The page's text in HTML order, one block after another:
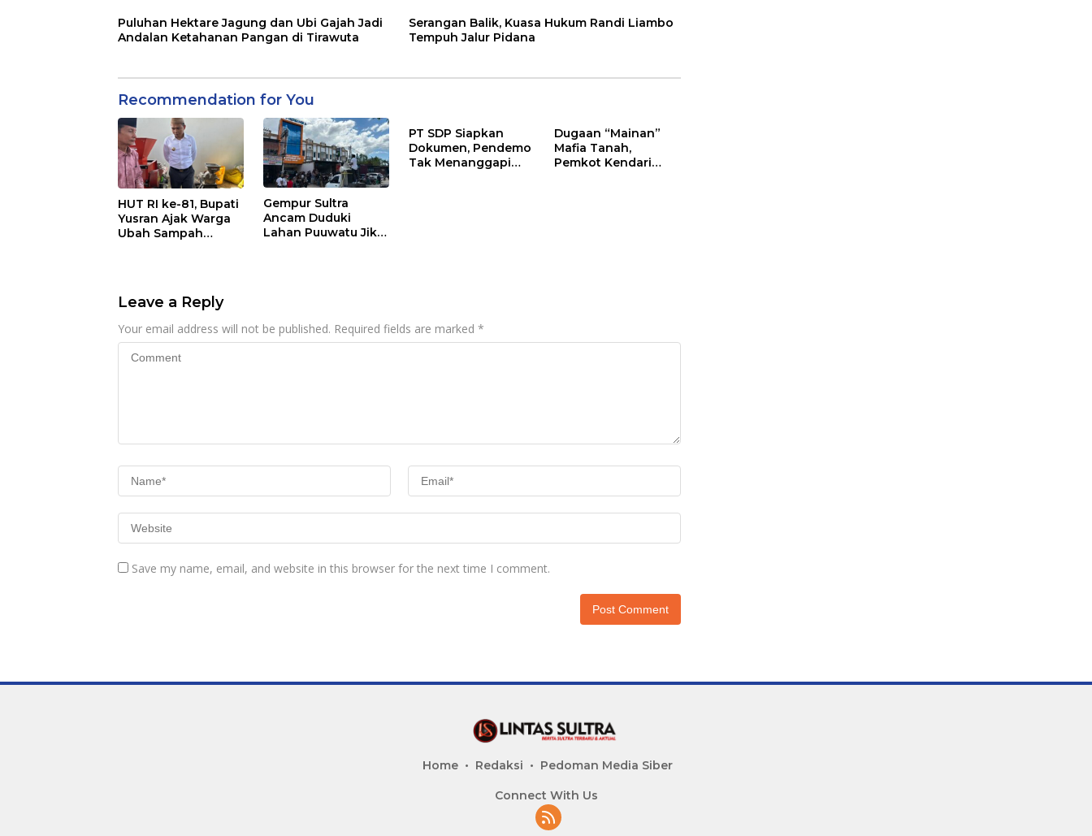
Puluhan Hektare Jagung dan Ubi Gajah Jadi
Andalan Ketahanan Pangan di Tirawuta
Serangan Balik, Kuasa Hukum Randi Liambo
Tempuh Jalur Pidana
Recommendation for You
HUT RI ke-81, Bupati
Yusran Ajak Warga
Ubah Sampah
Gempur Sultra
Ancam Duduki
Lahan Puuwatu Jika
PT SDP Siapkan
Dokumen, Pendemo
Tak Menanggapi
Dugaan “Mainan”
Mafia Tanah,
Pemkot Kendari
Leave a Reply
Your email address will not be published. Required fields are marked *
Save my name, email, and website in this browser for the next time I comment.
Home Redaksi Pedoman Media Siber
Connect With Us